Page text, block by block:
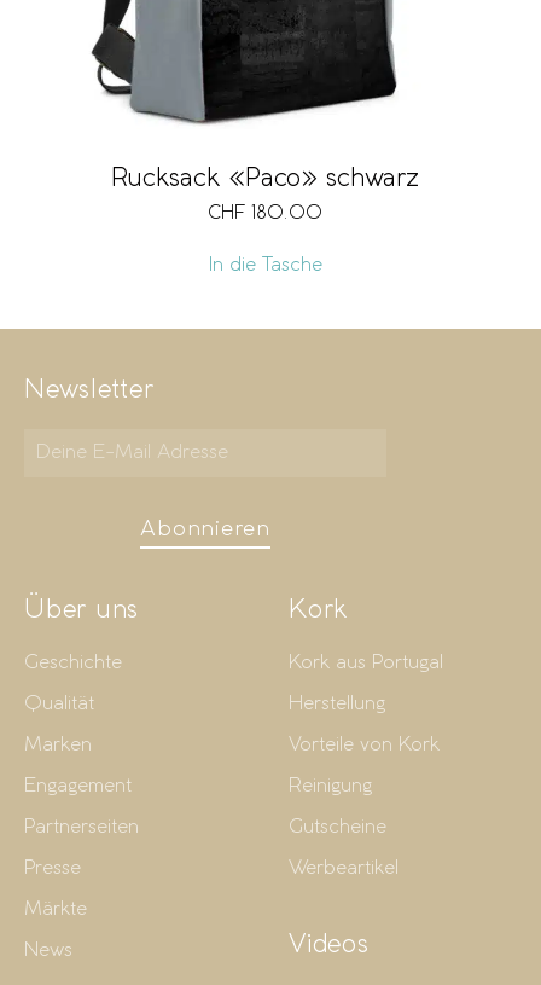
Rucksack «Paco» schwarz
CHF 180.00
In die Tasche
Newsletter
Abonnieren
Über uns
Geschichte
Qualität
Marken
Engagement
Partnerseiten
Presse
Märkte
News
Kork
Kork aus Portugal
Herstellung
Vorteile von Kork
Reinigung
Gutscheine
Werbeartikel
Videos